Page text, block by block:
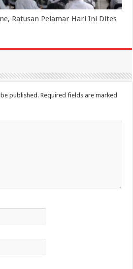
Ratusan Pelamar Hari Ini Dites
published. Required fields are marked